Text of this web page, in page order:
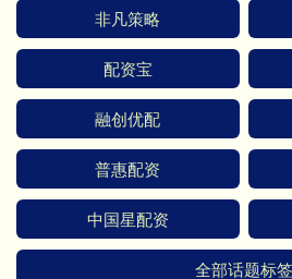
非凡策略
配资宝
融创优配
普惠配资
中国星配资
全部话题标签